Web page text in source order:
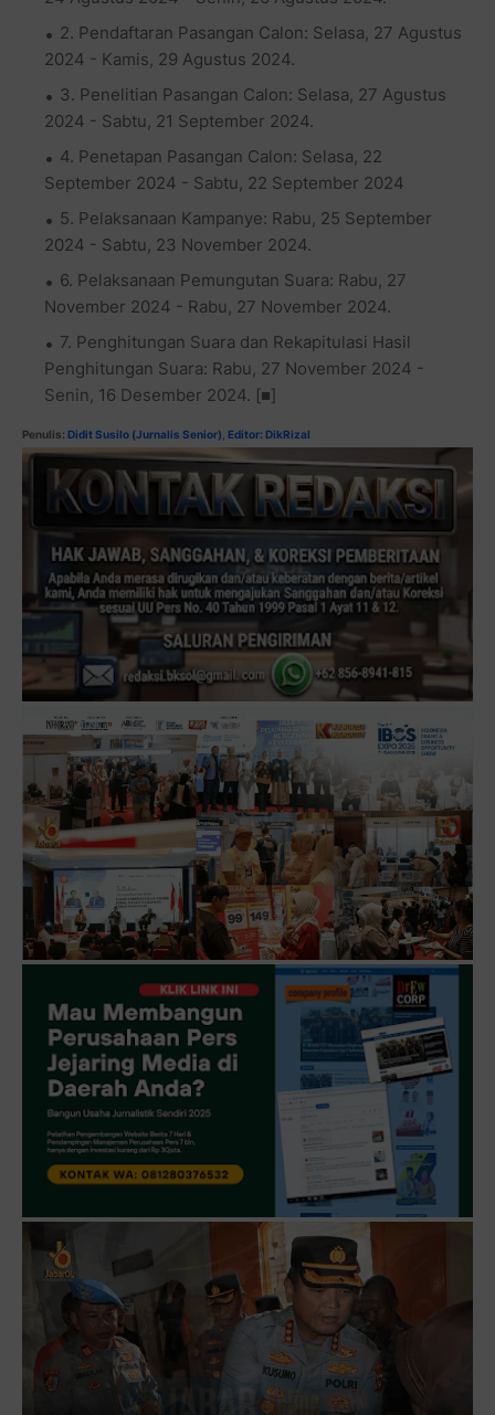
2. Pendaftaran Pasangan Calon: Selasa, 27 Agustus
2024 - Kamis, 29 Agustus 2024.
3. Penelitian Pasangan Calon: Selasa, 27 Agustus
2024 - Sabtu, 21 September 2024.
4. Penetapan Pasangan Calon: Selasa, 22
September 2024 - Sabtu, 22 September 2024
5. Pelaksanaan Kampanye: Rabu, 25 September
2024 - Sabtu, 23 November 2024.
6. Pelaksanaan Pemungutan Suara: Rabu, 27
November 2024 - Rabu, 27 November 2024.
7. Penghitungan Suara dan Rekapitulasi Hasil
Penghitungan Suara: Rabu, 27 November 2024 -
Senin, 16 Desember 2024. [■]
Penulis: Didit Susilo (Jurnalis Senior) Editor: DikRizal